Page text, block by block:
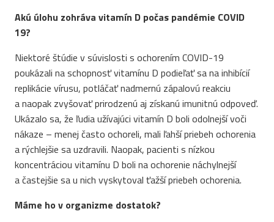
Akú úlohu zohráva vitamín D počas pandémie COVID
19?
Niektoré štúdie v súvislosti s ochorením COVID-19
poukázali na schopnosť vitamínu D podieľať sa na inhibícií
replikácie vírusu, potláčať nadmernú zápalovú reakciu
a naopak zvyšovať prirodzenú aj získanú imunitnú odpoveď.
Ukázalo sa, že ľudia užívajúci vitamín D boli odolnejší voči
nákaze – menej často ochoreli, mali ľahší priebeh ochorenia
a rýchlejšie sa uzdravili. Naopak, pacienti s nízkou
koncentráciou vitamínu D boli na ochorenie náchylnejší
a častejšie sa u nich vyskytoval ťažší priebeh ochorenia.
Máme ho v organizme dostatok?